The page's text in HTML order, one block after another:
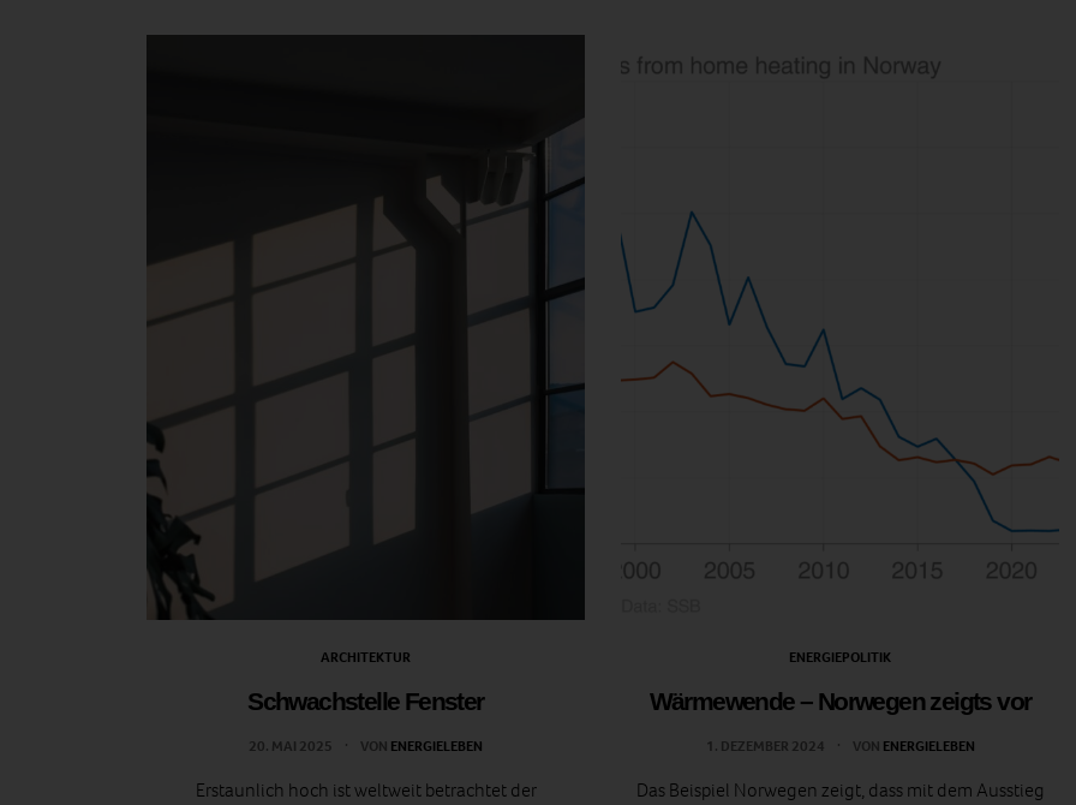
ARCHITEKTUR
Schwachstelle Fenster
20. MAI 2025 VON ENERGIELEBEN
Erstaunlich hoch ist weltweit betrachtet der
ENERGIEPOLITIK
Wärmewende – Norwegen zeigts vor
1. DEZEMBER 2024 VON ENERGIELEBEN
Das Beispiel Norwegen zeigt, dass mit dem Ausstieg